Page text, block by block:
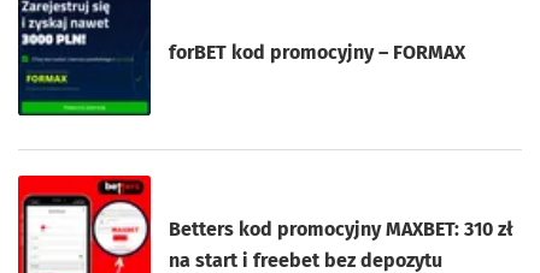
forBET kod promocyjny – FORMAX
Betters kod promocyjny MAXBET: 310 zł
na start i freebet bez depozytu